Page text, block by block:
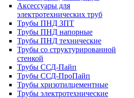
Аксессуары для
электротехнических труб
Трубы ПНД ЗПТ
Трубы ПНД напорные
Трубы ПНД технические
Трубы со структурированной
стенкой
Трубы ССД-Пайп
Трубы ССД-ПроПайп
Трубы хризотилцементные
Трубы электротехнические